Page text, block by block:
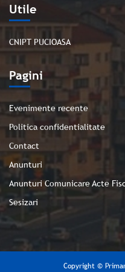
Utile
CNIPT PUCIOASA
Pagini
Evenimente recente
Politica confidentialitate
Contact
Anunturi
Anunturi Comunicare Acte
Sesizari
Copyright ©